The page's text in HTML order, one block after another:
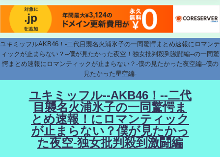
ユキミッフルAKB46！-二代目襲名火浦氷子の一同驚愕まとめ速報にロマンテ
ィックが止まらない？--僕が見たかった夜空！独女批判殺到激闘編--の一同驚
愕まとめ速報にロマンティックが止まらない？-僕の見たかった夜空編--僕の
見たかった星空編-
ユキミッフル--AKB46！--二代
目襲名火浦氷子の一同驚愕ま
とめ速報！にロマンティック
が止まらない？僕が見たかっ
た夜空-独女批判殺到激闘編